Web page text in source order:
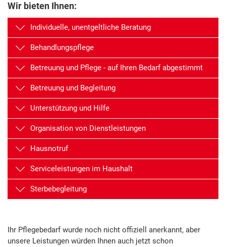
Wir bieten Ihnen:
Individuelle, unentgeltliche Beratung
Behandlungspflege
Betreuung und Pflege - auf Ihren Bedarf abgestimmt
Betreuung und Begleitung
Unterstützung und Hilfe
Organisation von Dienstleistungen
Hausnotruf
Serviceleistungen im Haushalt
Sterbebegleitung
Ihr Pflegebedarf wurde noch nicht offiziell anerkannt, aber
unsere Leistungen würden Ihnen auch jetzt schon